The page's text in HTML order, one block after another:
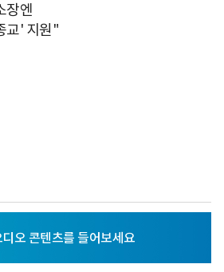
장엔
교' 지원"